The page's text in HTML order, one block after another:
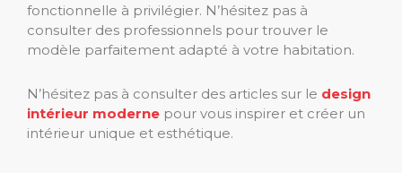
fonctionnelle à privilégier. N’hésitez pas à
consulter des professionnels pour trouver le
modèle parfaitement adapté à votre habitation.
N’hésitez pas à consulter des articles sur le design
intérieur moderne pour vous inspirer et créer un
intérieur unique et esthétique.